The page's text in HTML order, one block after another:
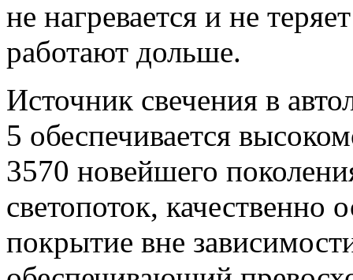
не нагревается и не
работают дольше.
Источник свечения в
5 обеспечивается
3570 новейшего
светопоток,
покрытие вне